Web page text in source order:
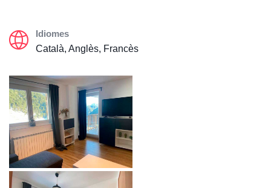
Idiomes
Català, Anglès, Francès